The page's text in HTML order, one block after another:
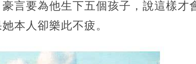
言要為他生下五個孩子，說這樣才
本人卻樂此不疲。